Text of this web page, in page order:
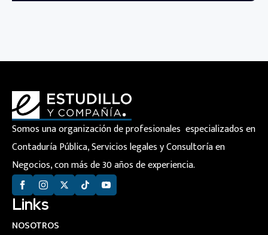
Somos una organización de profesionales especializados en
Contaduría Pública, Servicios legales y Consultoría en
Negocios, con más de 30 años de experiencia.
Links
NOSOTROS